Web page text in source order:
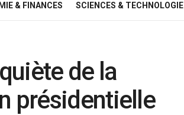
& FINANCES SCIENCES & TECHNOLOGIE
de la
présidentielle